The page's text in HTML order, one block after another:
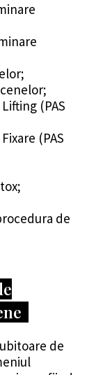
(PAS
(PAS
de
de